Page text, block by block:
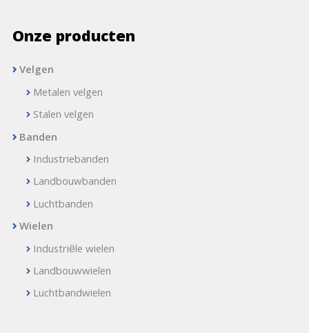
Onze producten
Velgen
Metalen velgen
Stalen velgen
Banden
Industriebanden
Landbouwbanden
Luchtbanden
Wielen
Industriële wielen
Landbouwwielen
Luchtbandwielen